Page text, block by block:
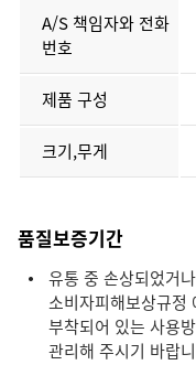
A/S 책임자와 전화
번호
제품 구성
크기,무게
품질보증기간
유통 중 손상되었거
소비자피해보상규정
부착되어 있는 사용
관리해 주시기 바랍